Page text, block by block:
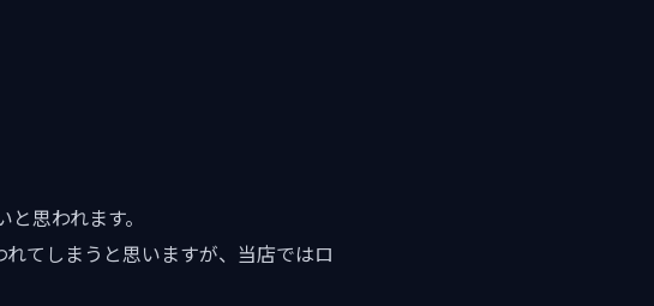
思われます。
てしまうと思いますが、当店ではロ